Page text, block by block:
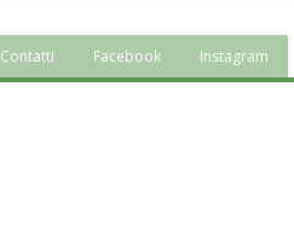
Ddl Lobby, Uisp: “Il Parlamento
Contatti Facebook Instagram